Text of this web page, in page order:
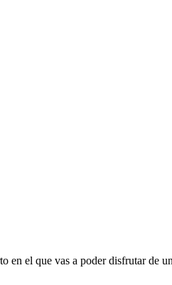
el que vas a poder disfrutar de